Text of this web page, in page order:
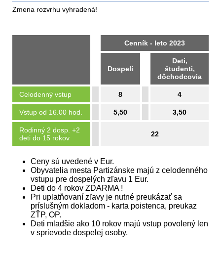
Zmena rozvrhu vyhradená!
Cenník - leto 2023
Dospelí
Deti,
študenti,
dôchodcovia
Celodenný vstup 8 4
Vstup od 16.00 hod. 5,50 3,50
Rodinný 2 dosp. +2
deti do 15 rokov
22
Ceny sú uvedené v Eur.
Obyvatelia mesta Partizánske majú z celodenného
vstupu pre dospelých zľavu 1 Eur.
Deti do 4 rokov ZDARMA !
Pri uplatňovaní zľavy je nutné preukázať sa
príslušným dokladom - karta poistenca, preukaz
ZŤP, OP.
Deti mladšie ako 10 rokov majú vstup povolený len
v sprievode dospelej osoby.